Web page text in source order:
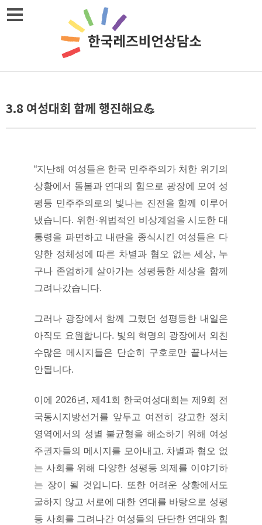
Skip
3.8 여성대회 함께 행진해요💪
“지난해 여성들은 한국 민주주의가 처한 위기의
상황에서 돌봄과 연대의 힘으로 광장에 모여 성
평등 민주주의로의 빛나는 진전을 함께 이루어
냈습니다. 위헌·위법적인 비상계엄을 시도한 대
통령을 파면하고 내란을 종식시킨 여성들은 다
양한 정체성에 따른 차별과 혐오 없는 세상, 누
구나 존엄하게 살아가는 성평등한 세상을 함께
그려나갔습니다.
그러나 광장에서 함께 그렸던 성평등한 내일은
아직도 요원합니다. 빛의 혁명의 광장에서 외친
수많은 메시지들은 단순히 구호로만 끝나서는
안됩니다.
이에 2026년, 제41회 한국여성대회는 제9회 전
국동시지방선거를 앞두고 여전히 강고한 정치
영역에서의 성별 불균형을 해소하기 위해 여성
주권자들의 메시지를 모아내고, 차별과 혐오 없
는 사회를 위해 다양한 성평등 의제를 이야기하
는 장이 될 것입니다. 또한 어려운 상황에서도
굴하지 않고 서로에 대한 연대를 바탕으로 성평
등 사회를 그려나간 여성들의 단단한 연대와 힘